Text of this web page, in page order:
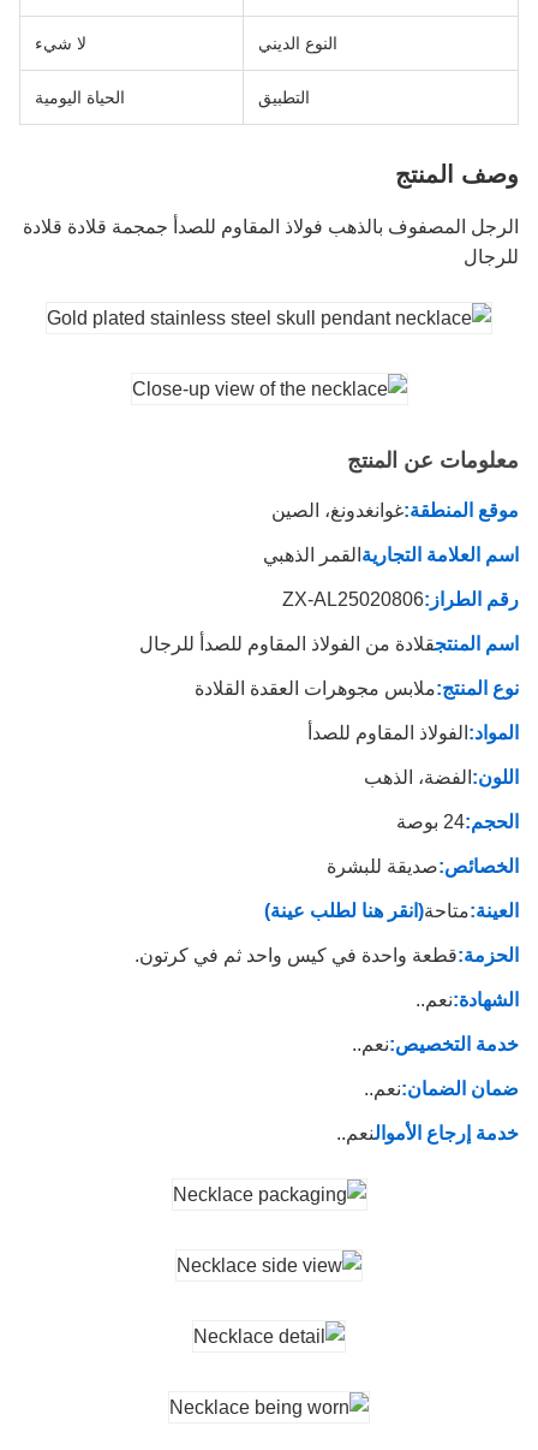
النوع الديني لا شيء
التطبيق الحياة اليومية
وصف المنتج
الرجل المصفوف بالذهب فولاذ المقاوم للصدأ جمجمة قلادة قلادة
للرجال
معلومات عن المنتج
موقع المنطقة:غوانغدونغ، الصين
اسم العلامة التجاريةالقمر الذهبي
رقم الطراز:ZX-AL25020806
اسم المنتجقلادة من الفولاذ المقاوم للصدأ للرجال
نوع المنتج:ملابس مجوهرات العقدة القلادة
المواد:الفولاذ المقاوم للصدأ
اللون:الفضة، الذهب
الحجم:24 بوصة
الخصائص:صديقة للبشرة
العينة:متاحة(انقر هنا لطلب عينة)
الحزمة:قطعة واحدة في كيس واحد ثم في كرتون.
الشهادة:نعم..
خدمة التخصيص:نعم..
ضمان الضمان:نعم..
خدمة إرجاع الأموالنعم..